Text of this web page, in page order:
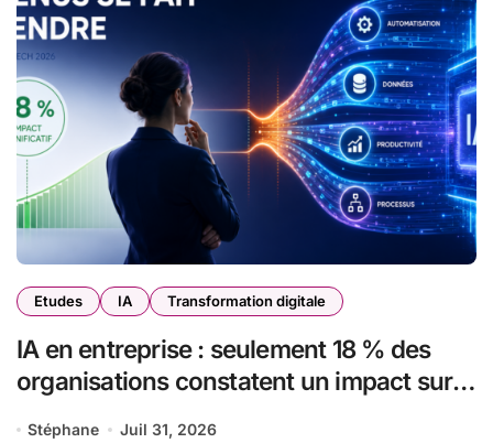
Etudes IA Transformation digitale
IA en entreprise : seulement 18 % des
organisations constatent un impact sur
Stéphane Juil 31, 2026